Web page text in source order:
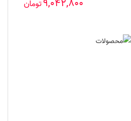
9,042,800تومان